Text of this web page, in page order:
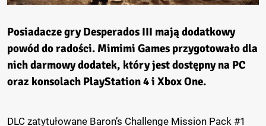
Posiadacze gry Desperados III mają dodatkowy
powód do radości. Mimimi Games przygotowało dla
nich darmowy dodatek, który jest dostępny na PC
oraz konsolach PlayStation 4 i Xbox One.
DLC zatytułowane Baron’s Challenge Mission Pack #1